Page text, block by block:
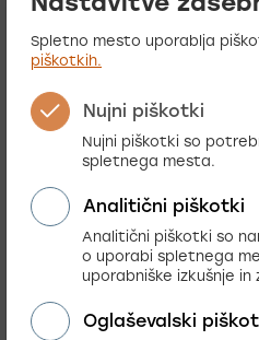
kaj lahko realno
prodaje,
v katerih primerih je
kako postaviti finančno
kako se lotiti projekta,
kako izbrati pravo
Publikacija je brezplačna.
Vaš Creatim
Spletno mesto uporablja
piškotkih.
Nujni piškotki
Nujni piškotki so
spletnega mesta.
Analitični piškotki
Analitični piškotki so
o uporabi spletnega
uporabniške izkušnje in
Oglaševalski